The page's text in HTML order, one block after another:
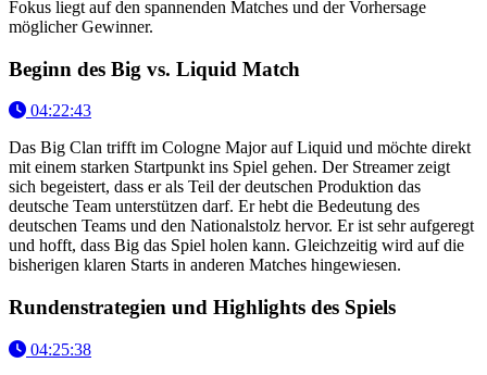
Fokus liegt auf den spannenden Matches und der Vorhersage
möglicher Gewinner.
Beginn des Big vs. Liquid Match
04:22:43
Das Big Clan trifft im Cologne Major auf Liquid und möchte direkt
mit einem starken Startpunkt ins Spiel gehen. Der Streamer zeigt
sich begeistert, dass er als Teil der deutschen Produktion das
deutsche Team unterstützen darf. Er hebt die Bedeutung des
deutschen Teams und den Nationalstolz hervor. Er ist sehr aufgeregt
und hofft, dass Big das Spiel holen kann. Gleichzeitig wird auf die
bisherigen klaren Starts in anderen Matches hingewiesen.
Rundenstrategien und Highlights des Spiels
04:25:38